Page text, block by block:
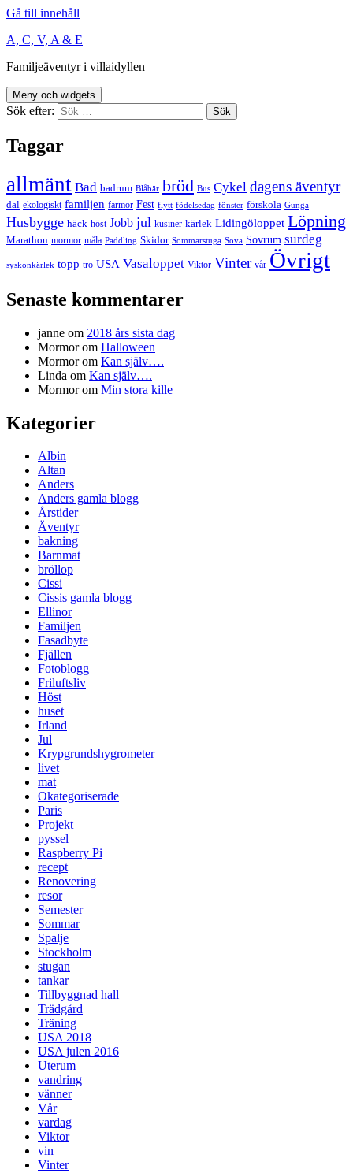
Gå till innehåll
A, C, V, A & E
Familjeäventyr i villaidyllen
Meny och widgets
Sök efter:
Taggar
allmänt Bad badrum Blåbär bröd Bus Cykel dagens äventyr
dal ekologiskt familjen farmor Fest flytt födelsedag fönster förskola Gunga
Husbygge häck höst Jobb jul kusiner kärlek Lidingöloppet Löpning
Marathon mormor måla Paddling Skidor Sommarstuga Sova Sovrum surdeg
syskonkärlek topp tro USA Vasaloppet Viktor Vinter vår Övrigt
Senaste kommentarer
janne om 2018 års sista dag
Mormorom Halloween
Mormorom Kan själv….
Linda om Kan själv….
Mormorom Min stora kille
Kategorier
Albin
Altan
Anders
Anders gamla blogg
Årstider
Äventyr
bakning
Barnmat
bröllop
Cissi
Cissis gamla blogg
Ellinor
Familjen
Fasadbyte
Fjällen
Fotoblogg
Friluftsliv
Höst
huset
Irland
Jul
Krypgrundshygrometer
livet
mat
Okategoriserade
Paris
Projekt
pyssel
Raspberry Pi
recept
Renovering
resor
Semester
Sommar
Spalje
Stockholm
stugan
tankar
Tillbyggnad hall
Trädgård
Träning
USA 2018
USA julen 2016
Uterum
vandring
vänner
Vår
vardag
Viktor
vin
Vinter